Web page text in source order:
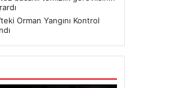
Orman Yangını Kontrol